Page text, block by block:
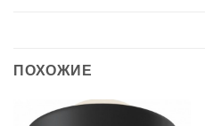
ПОХОЖИЕ